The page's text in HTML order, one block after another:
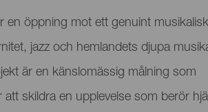
en öppning mot ett genuint
jazz och hemlandets djupa
är en känslomässig målning som
skildra en upplevelse som berör